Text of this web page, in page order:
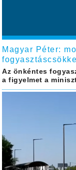
Magyar Péter:
Az önkéntes
a figyelmet a